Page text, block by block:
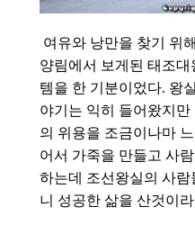
여유와 낭만을 찾기 위
양림에서 보게된 태조
템을 한 기분이었다. 왕
야기는 익히 들어왔지
의 위용을 조금이나마
어서 가죽을 만들고 사
하는데 조선왕실의 사
니 성공한 삶을 산것이